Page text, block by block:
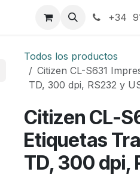
+34
Todos los productos
Citizen CL-S631
TD, 300 dpi, RS232 y
Citizen CL-
Etiquetas
TD, 300 dpi,